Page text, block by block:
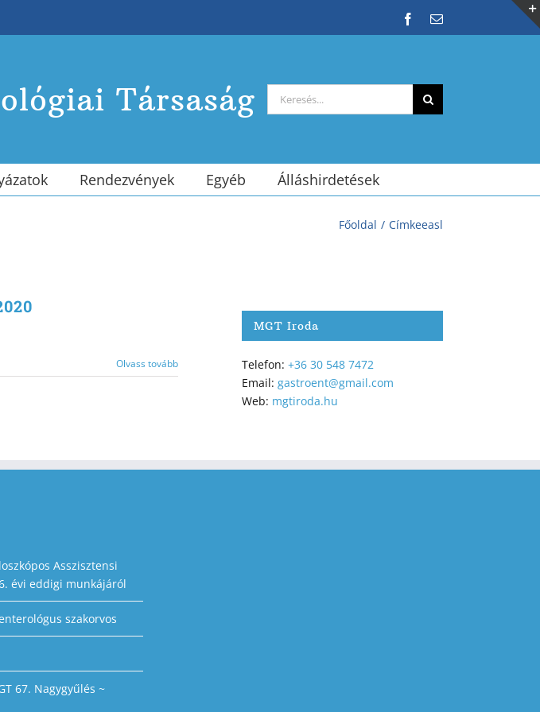
FacebookEmail:
Társaság Keresés...
Rendezvények Egyéb Álláshirdetések
Főoldal Címkeeasl
Olvass tovább
MGT Iroda
Telefon: +36 30 548 7472
Email: gastroent@gmail.com
Web: mgtiroda.hu
Asszisztensi
évi eddigi munkájáról
szakorvos
67. Nagygyűlés ~